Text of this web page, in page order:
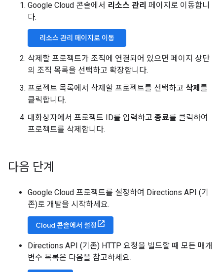
"end_location" : {
"lng" :
},
"start_address"
"start_location" : {
"lat" : 33.8098177
"lng"
:
117.9154353
} ,
... Additional
"overview_polyline"
"warnings" : [],
"waypoint_order"
}
],
"status" : "OK"
}
Google Cloud 콘솔에서 리소스 관리 페이지로 이동합니
다.
리소스 관리 페이지로 이동
삭제할 프로젝트가 조직에 연결되어 있으면 페이지 상단
의 조직 목록을 선택하고 확장합니다.
프로젝트 목록에서 삭제할 프로젝트를 선택하고 삭제 를
클릭합니다.
대화상자에서 프로젝트 ID를 입력하고 종료를 클릭하여
프로젝트를 삭제합니다.
다음 단계
Google Cloud 프로젝트를 설정하여 Directions API (기
존)로 개발을 시작하세요.
Cloud 콘솔에서 설정
Directions API (기존) HTTP 요청을 빌드할 때 모든 매개
변수 목록은 다음을 참고하세요.